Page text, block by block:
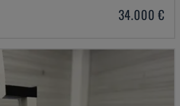
34.000 €